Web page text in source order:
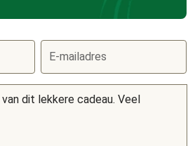
E-mailadres